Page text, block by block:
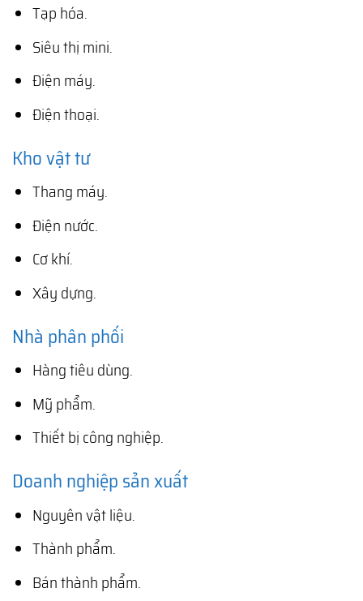
Tạp hóa.
Siêu thị mini.
Điện máy.
Điện thoại.
Kho vật tư
Thang máy.
Điện nước.
Cơ khí.
Xây dựng.
Nhà phân phối
Hàng tiêu dùng.
Mỹ phẩm.
Thiết bị công nghiệp.
Doanh nghiệp sản xuất
Nguyên vật liệu.
Thành phẩm.
Bán thành phẩm.